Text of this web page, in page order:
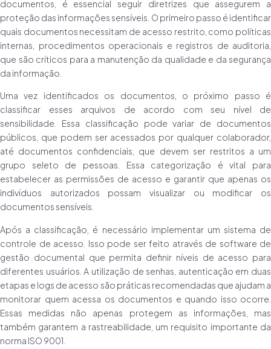
documentos, é essencial seguir diretrizes que assegurem a
proteção das informações sensíveis. O primeiro passo é identificar
quais documentos necessitam de acesso restrito, como políticas
internas, procedimentos operacionais e registros de auditoria,
que são críticos para a manutenção da qualidade e da segurança
da informação.
Uma vez identificados os documentos, o próximo passo é
classificar esses arquivos de acordo com seu nível de
sensibilidade. Essa classificação pode variar de documentos
públicos, que podem ser acessados por qualquer colaborador,
até documentos confidenciais, que devem ser restritos a um
grupo seleto de pessoas. Essa categorização é vital para
estabelecer as permissões de acesso e garantir que apenas os
indivíduos autorizados possam visualizar ou modificar os
documentos sensíveis.
Após a classificação, é necessário implementar um sistema de
controle de acesso. Isso pode ser feito através de software de
gestão documental que permita definir níveis de acesso para
diferentes usuários. A utilização de senhas, autenticação em duas
etapas e logs de acesso são práticas recomendadas que ajudam a
monitorar quem acessa os documentos e quando isso ocorre.
Essas medidas não apenas protegem as informações, mas
também garantem a rastreabilidade, um requisito importante da
norma ISO 9001.